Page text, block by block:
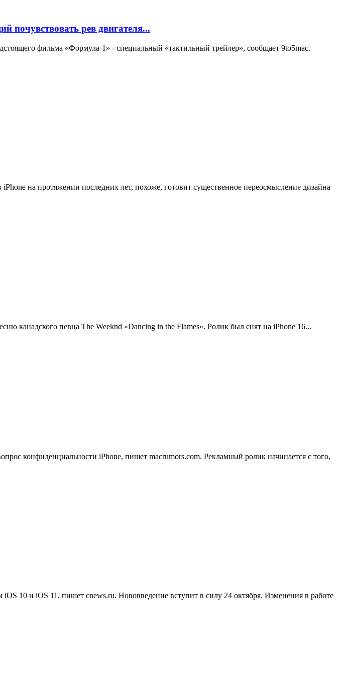
почувствовать рев двигателя...
фильма «Формула-1» - специальный «тактильный трейлер», сообщает 9to5mac.
на протяжении последних лет, похоже, готовит существенное переосмысление дизайна
канадского певца The Weeknd «Dancing in the Flames». Ролик был снят на iPhone 16...
конфиденциальности iPhone, пишет macrumors.com. Рекламный ролик начинается с того,
10 и iOS 11, пишет cnews.ru. Нововведение вступит в силу 24 октября. Изменения в работе